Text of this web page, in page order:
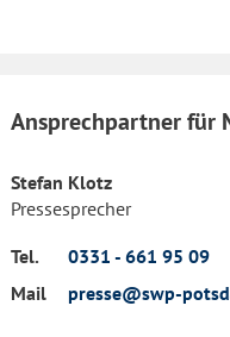
Ansprechpartner für
Stefan Klotz
Pressesprecher
Tel.
0331 - 661 95 09
Mail
presse@swp-